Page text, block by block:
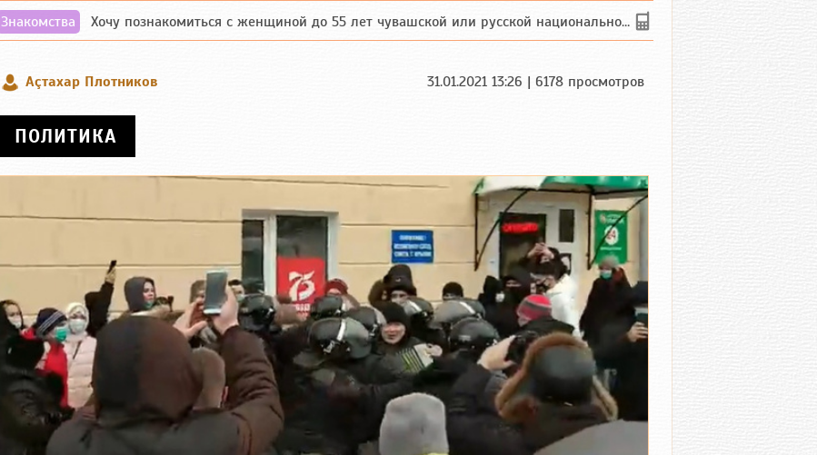
Знакомства Хочу познакомиться с женщиной до 55 лет чувашской или русской национальности дл...
Аçтахар Плотников 31.01.2021 13:26 | 6178 просмотров
ПОЛИТИКА